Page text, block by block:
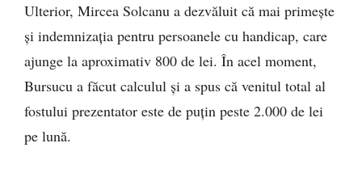
Ulterior, Mircea Solcanu a dezvăluit că mai primește
și indemnizația pentru persoanele cu handicap, care
ajunge la aproximativ 800 de lei. În acel moment,
Bursucu a făcut calculul și a spus că venitul total al
fostului prezentator este de puțin peste 2.000 de lei
pe lună.